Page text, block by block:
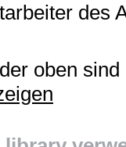
des
oben